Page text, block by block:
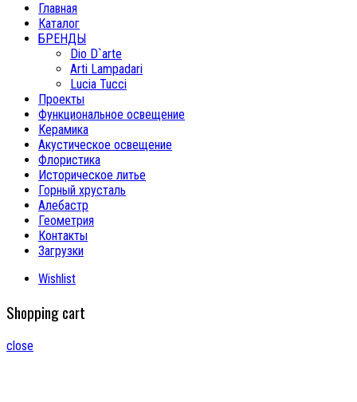
Главная
Каталог
БРЕНДЫ
Dio D`arte
Arti Lampadari
Lucia Tucci
Проекты
Функциональное освещение
Керамика
Акустическое освещение
Флористика
Историческое литье
Горный хрусталь
Алебастр
Геометрия
Контакты
Загрузки
Wishlist
Shopping cart
close